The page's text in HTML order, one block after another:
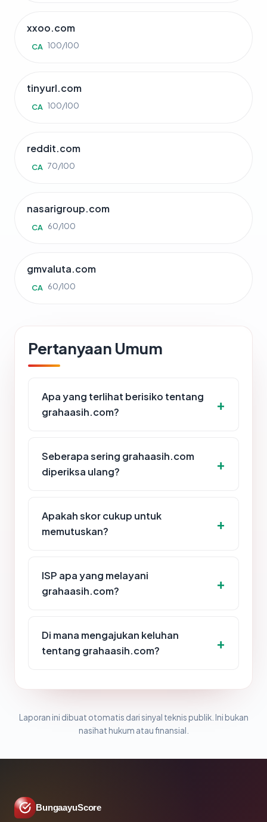
xxoo.com
CA 100/100
tinyurl.com
CA 100/100
reddit.com
CA 70/100
nasarigroup.com
CA 60/100
gmvaluta.com
CA 60/100
Pertanyaan Umum
Apa yang terlihat berisiko tentang
grahaasih.com?
Seberapa sering grahaasih.com
diperiksa ulang?
Apakah skor cukup untuk
memutuskan?
ISP apa yang melayani
grahaasih.com?
Di mana mengajukan keluhan
tentang grahaasih.com?
Laporan ini dibuat otomatis dari sinyal teknis publik. Ini bukan
nasihat hukum atau finansial.
BungaayuScore